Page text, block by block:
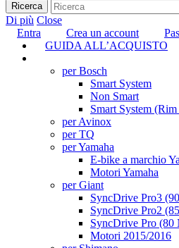
Ricerca
Di più Close
Entra
Crea un account
GUIDA ALL’ACQUISTO
per Bosch
Smart System
Non Smart
Smart System
per Avinox
per TQ
per Yamaha
E-bike a marchio
Motori Yamaha
per Giant
SyncDrive Pro3
SyncDrive Pro2
SyncDrive Pro (80
Motori 2015/2016